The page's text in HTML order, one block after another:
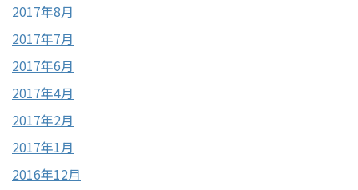
2017年8月
2017年7月
2017年6月
2017年4月
2017年2月
2017年1月
2016年12月